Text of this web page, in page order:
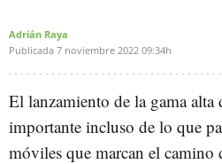
Adrián Raya
Publicada 7 noviembre 2022 09:34h
El lanzamiento de la gama alta
importante incluso de lo que
móviles que marcan el